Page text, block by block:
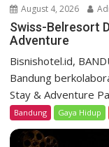
August 4, 2026
Swiss-Belresort
Adventure
Bisnishotel.id,
Bandung
Stay & Adventure
Bandung Gaya Hidup